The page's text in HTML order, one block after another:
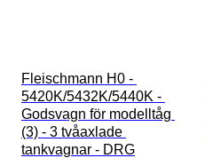
Fleischmann H0 -
5420K/5432K/5440K -
Godsvagn för modelltåg
(3) - 3 tvåaxlade
tankvagnar - DRG